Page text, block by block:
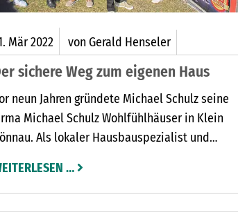
Mär2022 von Gerald Henseler
sichere Weg zum eigenen Haus
neun Jahren gründete Michael Schulz seine
Michael Schulz Wohlfühlhäuser in Klein
Als lokaler Hausbauspezialist und
geholfen, sich den Traum vom eigenen
zu erfüllen.
…